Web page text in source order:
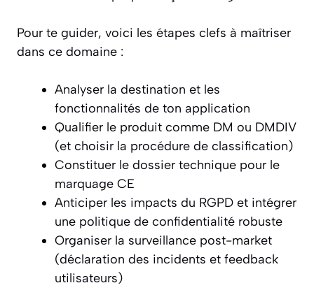
Pour te guider, voici les étapes clefs à maîtriser
dans ce domaine :
Analyser la destination et les
fonctionnalités de ton application
Qualifier le produit comme DM ou DMDIV
(et choisir la procédure de classification)
Constituer le dossier technique pour le
marquage CE
Anticiper les impacts du RGPD et intégrer
une politique de confidentialité robuste
Organiser la surveillance post-market
(déclaration des incidents et feedback
utilisateurs)